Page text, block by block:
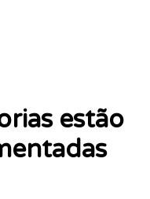
estão